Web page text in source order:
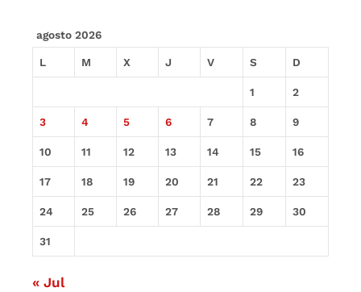
agosto 2026
L M X J V S D
1 2
3 4 5 6 7 8 9
10 11 12 13 14 15 16
17 18 19 20 21 22 23
24 25 26 27 28 29 30
31
« Jul